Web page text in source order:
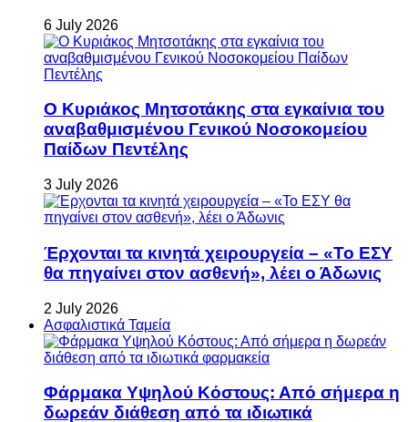
6 July 2026
Ο Κυριάκος Μητσοτάκης στα εγκαίνια του
αναβαθμισμένου Γενικού Νοσοκομείου
Παίδων Πεντέλης
3 July 2026
Έρχονται τα κινητά χειρουργεία – «Το ΕΣΥ
θα πηγαίνει στον ασθενή», λέει ο Άδωνις
2 July 2026
Ασφαλιστικά Ταμεία
Φάρμακα Υψηλού Κόστους: Από σήμερα η
δωρεάν διάθεση από τα ιδιωτικά